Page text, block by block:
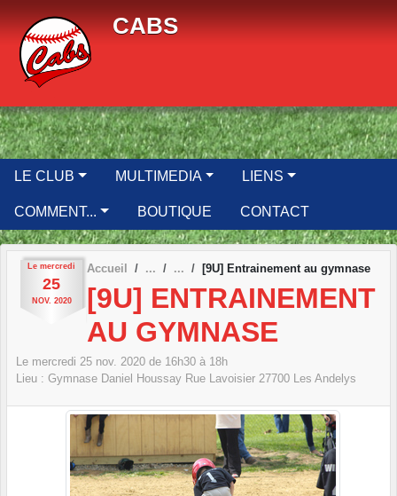
CABS
LE CLUB MULTIMEDIA LIENS
COMMENT... BOUTIQUE CONTACT
Le mercredi
25
NOV. 2020
Accueil [9U] Entrainement au gymnase
[9U] ENTRAINEMENT
AU GYMNASE
Le mercredi 25 nov. 2020 de 16h30 à 18h
Lieu : Gymnase Daniel Houssay Rue Lavoisier 27700 Les Andelys